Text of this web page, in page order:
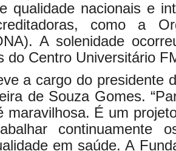
qualidade nacionais e
como a
A solenidade
do Centro Universitário
a cargo do presidente
de Souza Gomes.
maravilhosa. É um
continuamente
em saúde. A